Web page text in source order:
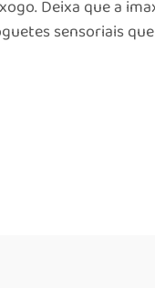
Deixa que a
sensoriais